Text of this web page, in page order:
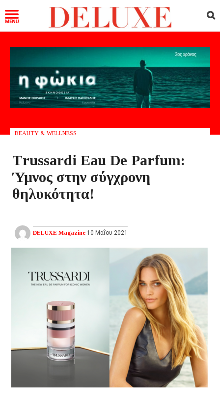
BEAUTY & WELLNESS
Τrussardi Eau De Parfum:
Ύμνος στην σύγχρονη
θηλυκότητα!
DELUXE Magazine 10 Μαΐου 2021